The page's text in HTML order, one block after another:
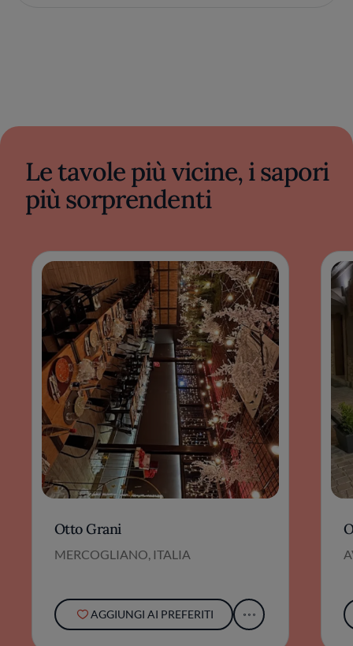
Le tavole più vicine, i sapori
più sorprendenti
Otto Grani
MERCOGLIANO, ITALIA
AGGIUNGI AI PREFERITI